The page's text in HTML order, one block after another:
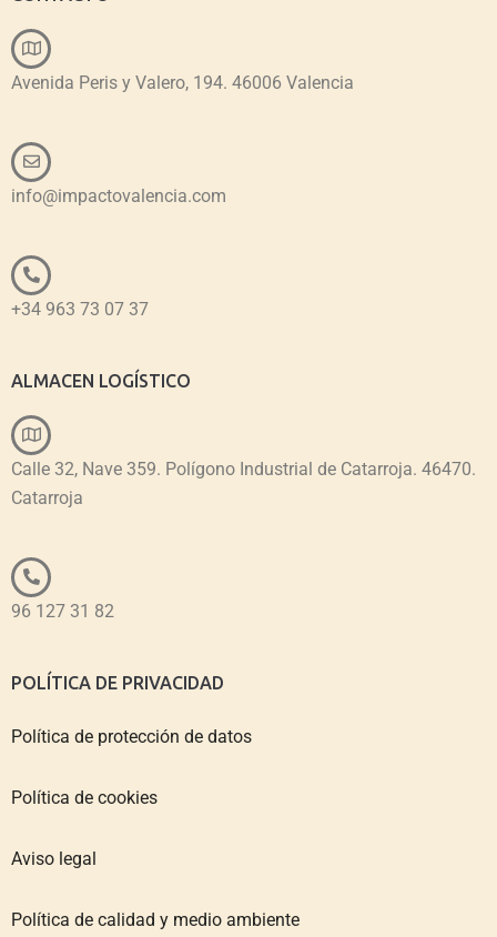
Avenida Peris y Valero, 194. 46006 Valencia
info@impactovalencia.com
+34 963 73 07 37
ALMACEN LOGÍSTICO
Calle 32, Nave 359. Polígono Industrial de Catarroja. 46470.
Catarroja
96 127 31 82
POLÍTICA DE PRIVACIDAD
Política de protección de datos
Política de cookies
Aviso legal
Política de calidad y medio ambiente